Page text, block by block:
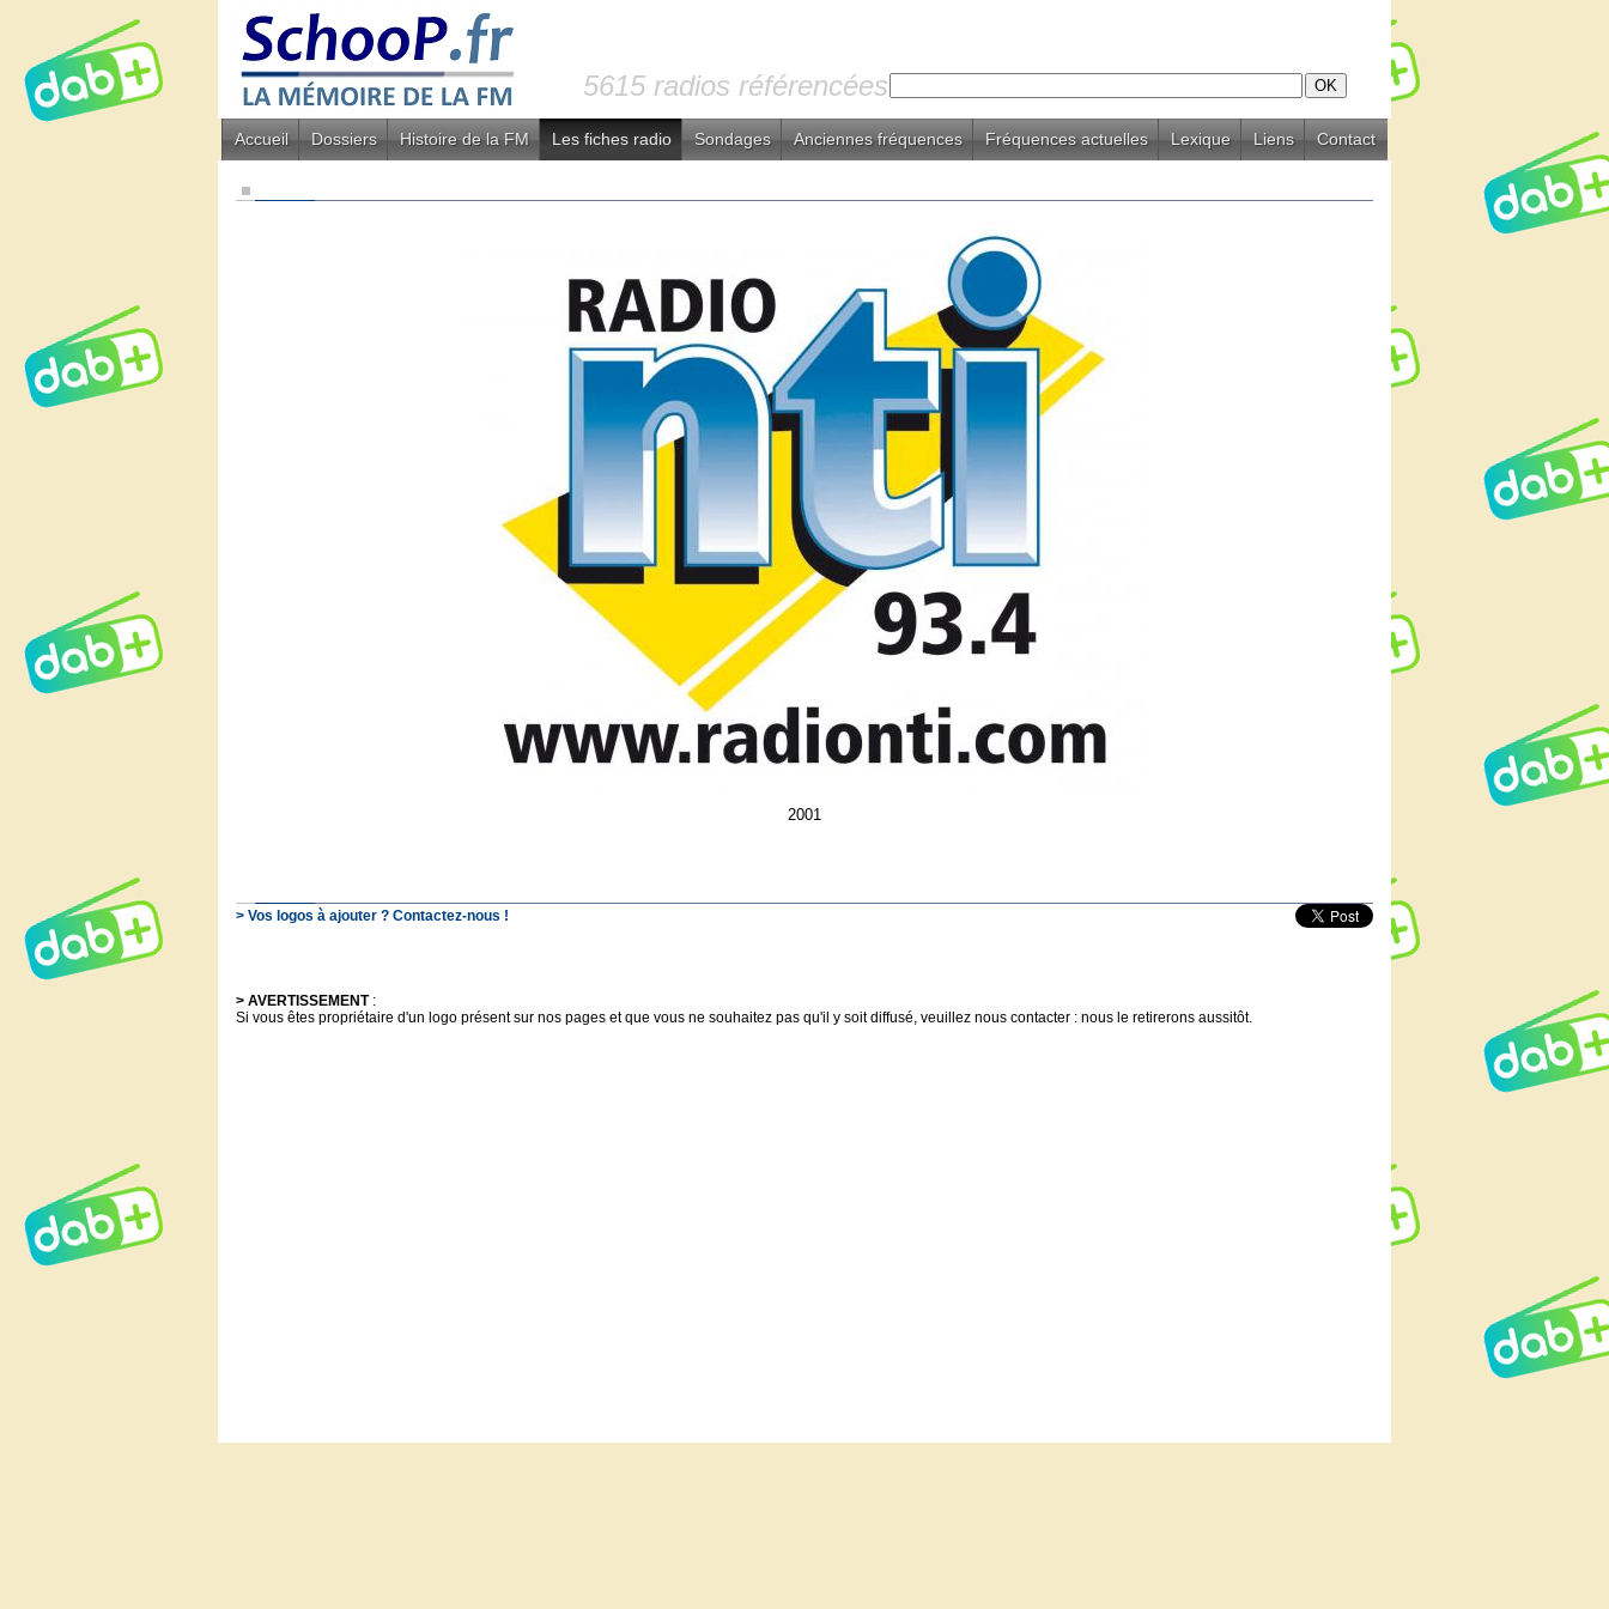
5615 radios référencées
Accueil Dossiers Histoire de la FM Les fiches radio Sondages Anciennes fréquences Fréquences actuelles Lexique Liens Contact
2001
> Vos logos à ajouter ? Contactez-nous !
> AVERTISSEMENT:
Si vous êtes propriétaire d'un logo présent sur nos pages et que vous ne souhaitez pas qu'il y soit diffusé, veuillez nous contacter : nous le retirerons aussitôt.